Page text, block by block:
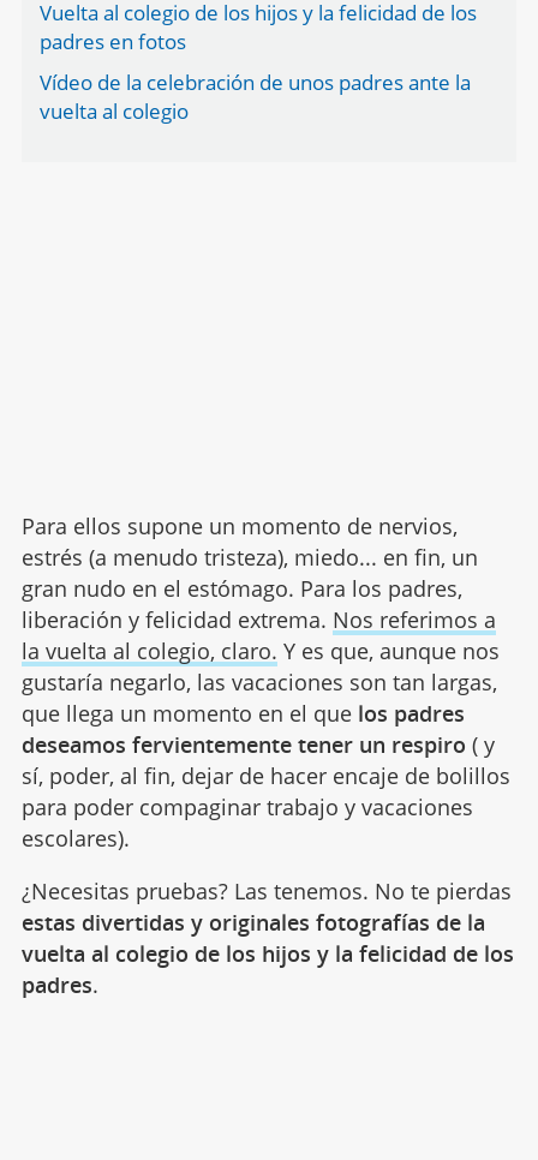
Vuelta al colegio de los hijos y la felicidad de los
padres en fotos
Vídeo de la celebración de unos padres ante la
vuelta al colegio
Para ellos supone un momento de nervios,
estrés (a menudo tristeza), miedo... en fin, un
gran nudo en el estómago. Para los padres,
liberación y felicidad extrema. Nos referimos a
la vuelta al colegio, claro. Y es que, aunque nos
gustaría negarlo, las vacaciones son tan largas,
que llega un momento en el que los padres
deseamos fervientemente tener un respiro ( y
sí, poder, al fin, dejar de hacer encaje de bolillos
para poder compaginar trabajo y vacaciones
escolares).
¿Necesitas pruebas? Las tenemos. No te pierdas
estas divertidas y originales fotografías de la
vuelta al colegio de los hijos y la felicidad de los
padres.